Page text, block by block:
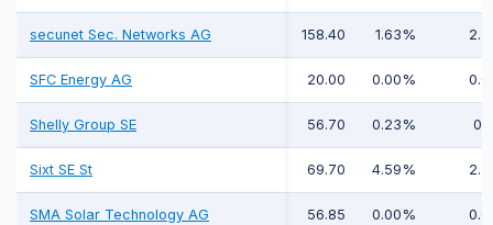
secunet Sec. Networks AG 158.40 1.63%
SFC Energy AG 20.00 0.00%
Shelly Group SE 56.70 0.23%
Sixt SE St 69.70 4.59%
SMA Solar Technology AG 56.85 0.00%